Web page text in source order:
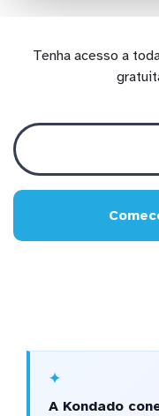
Tenha acesso a
A Kondado